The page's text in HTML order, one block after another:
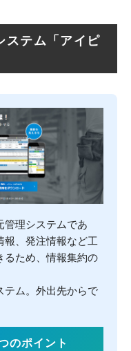
ステム「アイピ
管理システムであ
報、発注情報など工
るため、情報集約の
テム。外出先からで
のポイント